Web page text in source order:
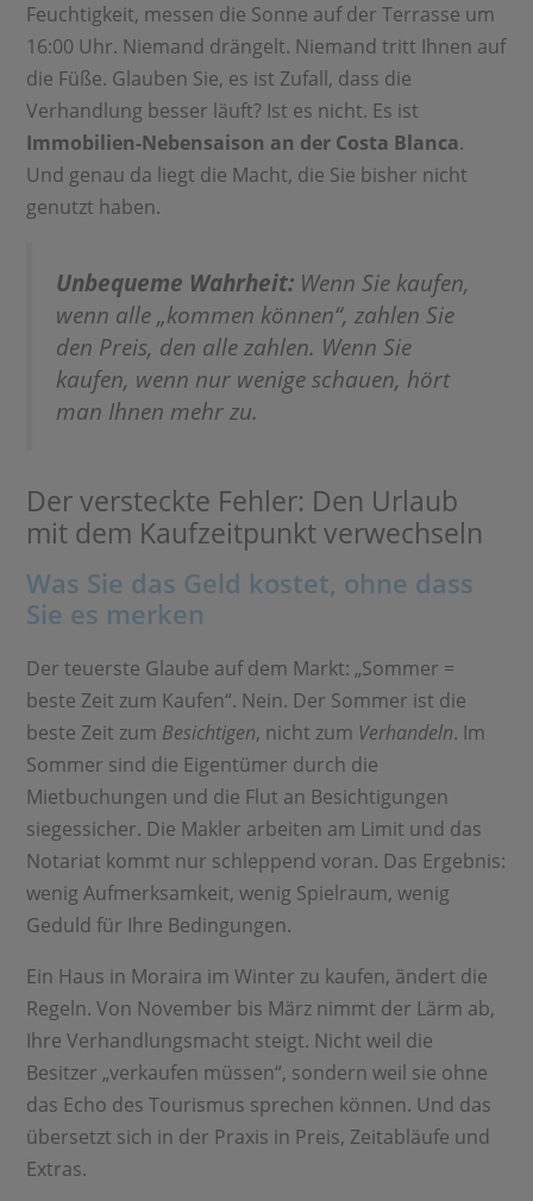
Feuchtigkeit, messen die Sonne auf der Terrasse um
16:00 Uhr. Niemand drängelt. Niemand tritt Ihnen auf
die Füße. Glauben Sie, es ist Zufall, dass die
Verhandlung besser läuft? Ist es nicht. Es ist
Immobilien-Nebensaison an der Costa Blanca.
Und genau da liegt die Macht, die Sie bisher nicht
genutzt haben.
Unbequeme Wahrheit: Wenn Sie kaufen,
wenn alle „kommen können“, zahlen Sie
den Preis, den alle zahlen. Wenn Sie
kaufen, wenn nur wenige schauen, hört
man Ihnen mehr zu.
Der versteckte Fehler: Den Urlaub
mit dem Kaufzeitpunkt verwechseln
Was Sie das Geld kostet, ohne dass
Sie es merken
Der teuerste Glaube auf dem Markt: „Sommer =
beste Zeit zum Kaufen“. Nein. Der Sommer ist die
beste Zeit zum Besichtigen, nicht zum Verhandeln. Im
Sommer sind die Eigentümer durch die
Mietbuchungen und die Flut an Besichtigungen
siegessicher. Die Makler arbeiten am Limit und das
Notariat kommt nur schleppend voran. Das Ergebnis:
wenig Aufmerksamkeit, wenig Spielraum, wenig
Geduld für Ihre Bedingungen.
Ein Haus in Moraira im Winter zu kaufen, ändert die
Regeln. Von November bis März nimmt der Lärm ab,
Ihre Verhandlungsmacht steigt. Nicht weil die
Besitzer „verkaufen müssen“, sondern weil sie ohne
das Echo des Tourismus sprechen können. Und das
übersetzt sich in der Praxis in Preis, Zeitabläufe und
Extras.